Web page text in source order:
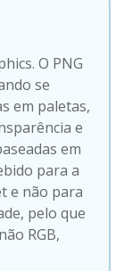
O PNG
se
em paletas,
e
em
para a
e não para
pelo que
RGB,